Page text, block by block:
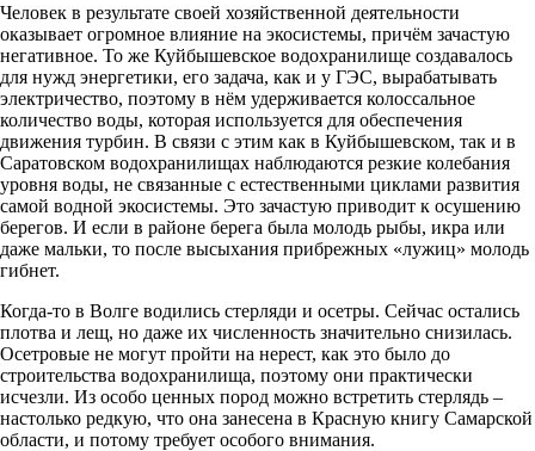
Человек в результате своей хозяйственной деятельности
оказывает огромное влияние на экосистемы, причём зачастую
негативное. То же Куйбышевское водохранилище создавалось
для нужд энергетики, его задача, как и у ГЭС, вырабатывать
электричество, поэтому в нём удерживается колоссальное
количество воды, которая используется для обеспечения
движения турбин. В связи с этим как в Куйбышевском, так и в
Саратовском водохранилищах наблюдаются резкие колебания
уровня воды, не связанные с естественными циклами развития
самой водной экосистемы. Это зачастую приводит к осушению
берегов. И если в районе берега была молодь рыбы, икра или
даже мальки, то после высыхания прибрежных «лужиц» молодь
гибнет.
Когда-то в Волге водились стерляди и осетры. Сейчас остались
плотва и лещ, но даже их численность значительно снизилась.
Осетровые не могут пройти на нерест, как это было до
строительства водохранилища, поэтому они практически
исчезли. Из особо ценных пород можно встретить стерлядь –
настолько редкую, что она занесена в Красную книгу Самарской
области, и потому требует особого внимания.